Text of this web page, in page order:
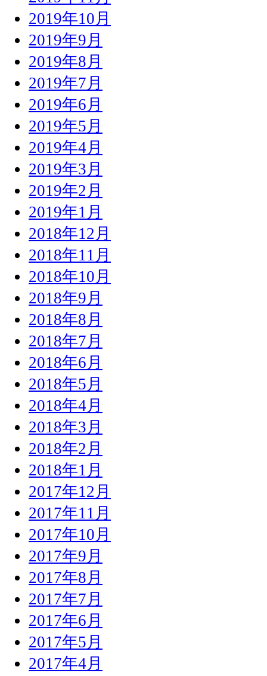
2019年10月
2019年9月
2019年8月
2019年7月
2019年6月
2019年5月
2019年4月
2019年3月
2019年2月
2019年1月
2018年12月
2018年11月
2018年10月
2018年9月
2018年8月
2018年7月
2018年6月
2018年5月
2018年4月
2018年3月
2018年2月
2018年1月
2017年12月
2017年11月
2017年10月
2017年9月
2017年8月
2017年7月
2017年6月
2017年5月
2017年4月